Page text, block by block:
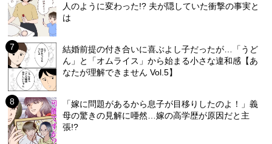
人のように変わった!? 夫が隠していた衝撃の事実と
は
結婚前提の付き合いに喜ぶよし子だったが…「うど
ん」と「オムライス」から始まる小さな違和感【あ
なたが理解できません Vol.5】
「嫁に問題があるから息子が目移りしたのよ！」義
母の驚きの見解に唖然…嫁の高学歴が原因だと主
張!?